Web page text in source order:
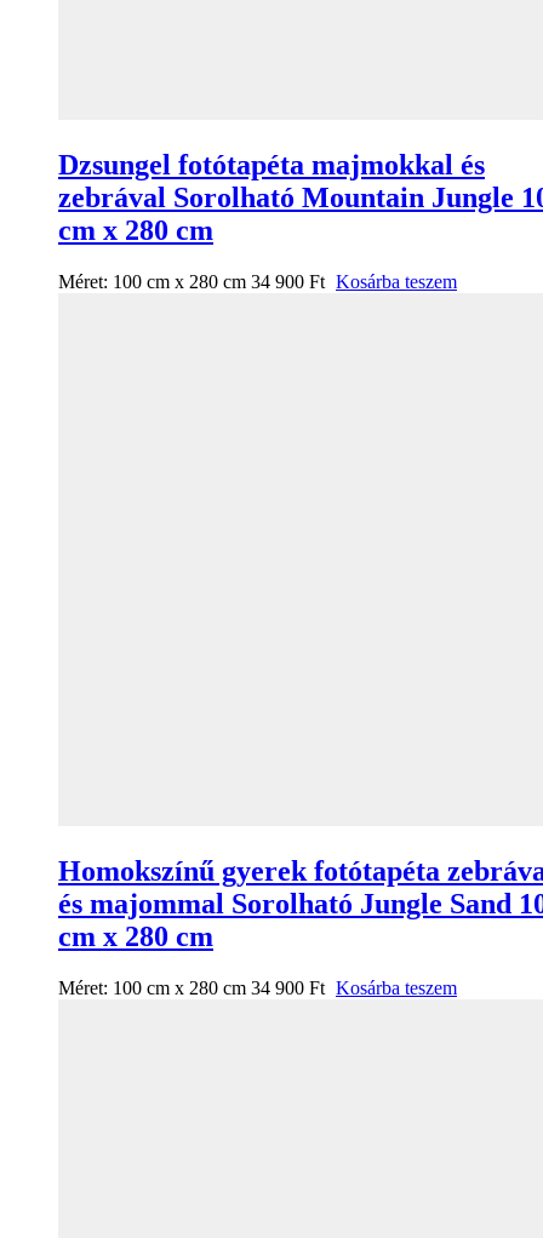
Dzsungel fotótapéta majmokkal és
zebrával Sorolható Mountain Jungle
cm x 280 cm
Méret: 100 cm x 280 cm 34 900 Ft Kosárba teszem
Homokszínű gyerek fotótapéta
és majommal Sorolható Jungle Sand
cm x 280 cm
Méret: 100 cm x 280 cm 34 900 Ft Kosárba teszem